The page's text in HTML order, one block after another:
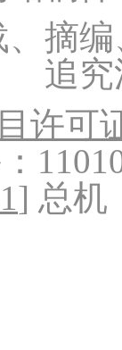
摘
追
许可
] 总机